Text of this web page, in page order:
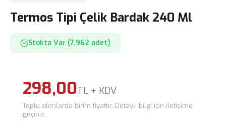
Termos Tipi Çelik Bardak 240 Ml
Stokta Var (7,962 adet)
298,00TL + KDV
Toplu alımlarda birim fiyattır. Detaylı bilgi için iletişime
geçiniz.